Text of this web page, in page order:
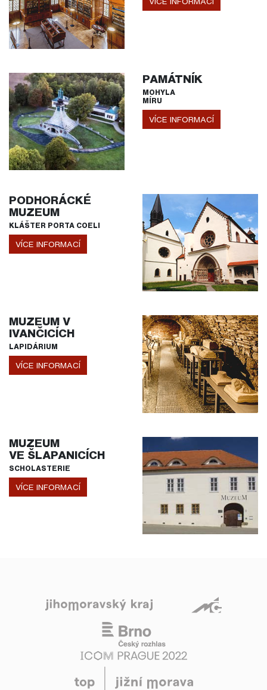
PAMÁTNÍK
MOHYLA
MÍRU
VÍCE INFORMACÍ
PODHORÁCKÉ
MUZEUM
KLÁŠTER PORTA COELI
VÍCE INFORMACÍ
MUZEUM V
IVANČICÍCH
LAPIDÁRIUM
VÍCE INFORMACÍ
MUZEUM
VE ŠLAPANICÍCH
SCHOLASTERIE
VÍCE INFORMACÍ